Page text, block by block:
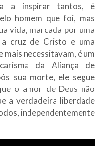
a inspirar tantos, é
homem que foi, mas
vida, marcada por uma
cruz de Cristo e uma
necessitavam, é um
da Aliança de
sua morte, ele segue
o amor de Deus não
a verdadeira liberdade
independentemente